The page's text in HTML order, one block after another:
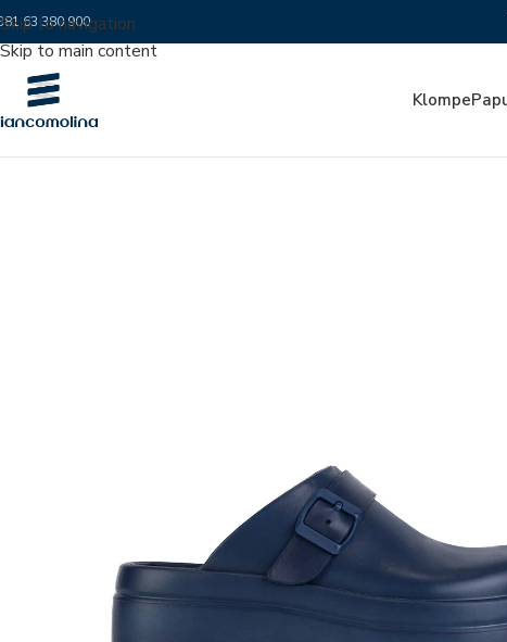
Skip to navigation
Skip to main content
63 380 900
Klompe